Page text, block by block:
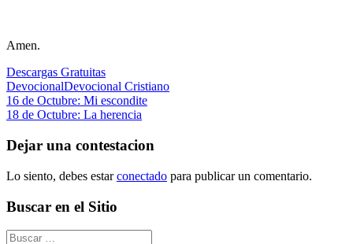
Amen.
Descargas Gratuitas
DevocionalDevocional Cristiano
Navegación
de
entradas
Entrada
anterior:
16 de Octubre: Mi escondite
Siguiente
18 de Octubre: La herencia
Dejar una contestacion
Lo siento, debes estarconectado para publicar un comentario.
Buscar en el Sitio
Buscar: